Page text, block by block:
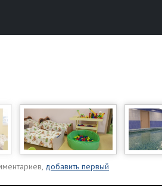
добавить первый